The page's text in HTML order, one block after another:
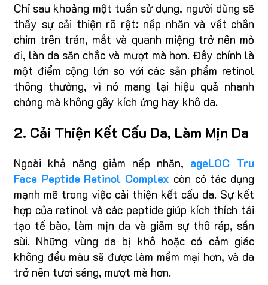
Chỉ sau khoảng một tuần sử dụng, người dùng sẽ
thấy sự cải thiện rõ rệt: nếp nhăn và vết chân
chim trên trán, mắt và quanh miệng trở nên mờ
đi, làn da săn chắc và mượt mà hơn. Đây chính là
một điểm cộng lớn so với các sản phẩm retinol
thông thường, vì nó mang lại hiệu quả nhanh
chóng mà không gây kích ứng hay khô da.
2. Cải Thiện Kết Cấu Da, Làm Mịn Da
Ngoài khả năng giảm nếp nhăn, ageLOC Tru
Face Peptide Retinol Complex còn có tác dụng
mạnh mẽ trong việc cải thiện kết cấu da. Sự kết
hợp của retinol và các peptide giúp kích thích tái
tạo tế bào, làm mịn da và giảm sự thô ráp, sần
sùi. Những vùng da bị khô hoặc có cảm giác
không đều màu sẽ được làm mềm mại hơn, và da
trở nên tươi sáng, mượt mà hơn.